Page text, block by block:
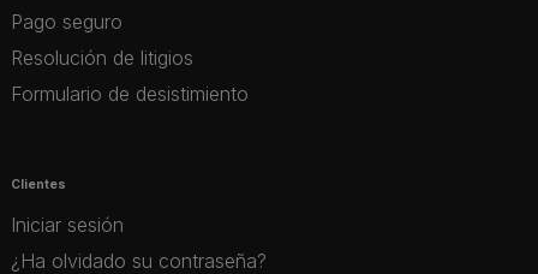
Pago seguro
Resolución de litigios
Formulario de desistimiento
Clientes
Iniciar sesión
¿Ha olvidado su contraseña?